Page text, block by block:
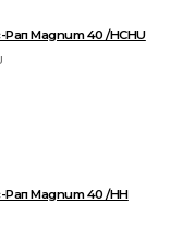
Magnum 40 /HCHU
Рап Magnum 40 /HH